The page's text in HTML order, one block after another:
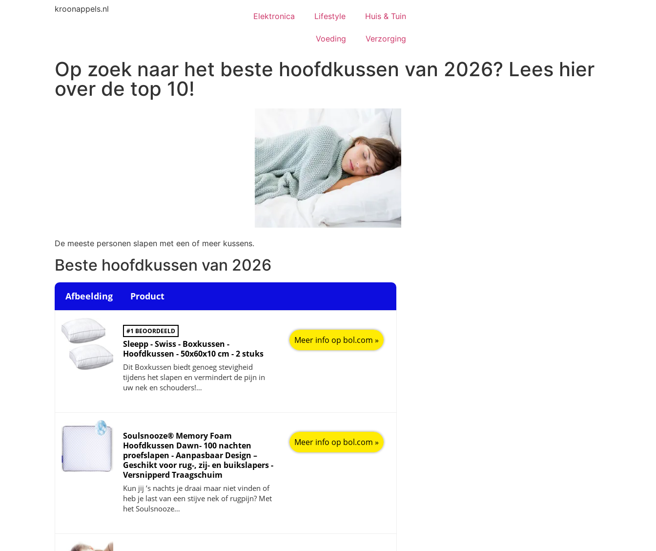
kroonappels.nl
Elektronica Lifestyle Huis & Tuin
Voeding Verzorging
Op zoek naar het beste hoofdkussen van 2026? Lees hier
over de top 10!
De meeste personen slapen met een of meer kussens.
Beste hoofdkussen van 2026
Afbeelding Product
#1 BEOORDEELD
Sleepp - Swiss - Boxkussen -
Hoofdkussen - 50x60x10 cm - 2 stuks
Dit Boxkussen biedt genoeg stevigheid
tijdens het slapen en vermindert de pijn in
uw nek en schouders!…
Meer info op bol.com »
Soulsnooze® Memory Foam
Hoofdkussen Dawn- 100 nachten
proefslapen - Aanpasbaar Design –
Geschikt voor rug-, zij- en buikslapers -
Versnipperd Traagschuim
Kun jij ’s nachts je draai maar niet vinden of
heb je last van een stijve nek of rugpijn? Met
het Soulsnooze…
Meer info op bol.com »